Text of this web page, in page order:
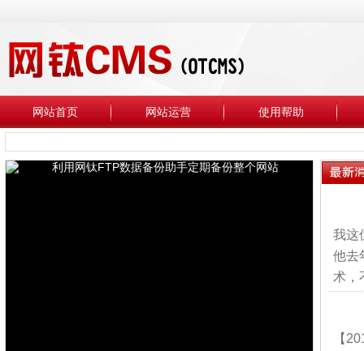
网站首页 网站运营 使用帮助
我这
他去
术，
【